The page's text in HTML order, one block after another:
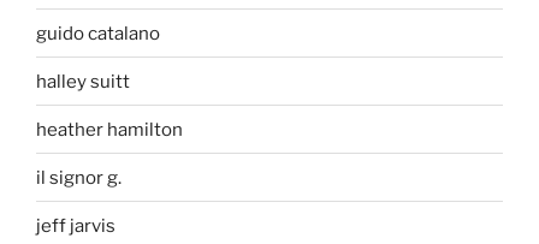
guido catalano
halley suitt
heather hamilton
il signor g.
jeff jarvis